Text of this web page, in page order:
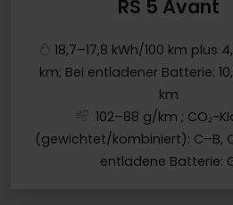
RS 5 Avant
18,7–17,8 kWh/100 km plus
km; Bei entladener Batterie:
km
102–88 g/km ; CO₂-
(gewichtet/kombiniert): C–B,
entladene Batterie: